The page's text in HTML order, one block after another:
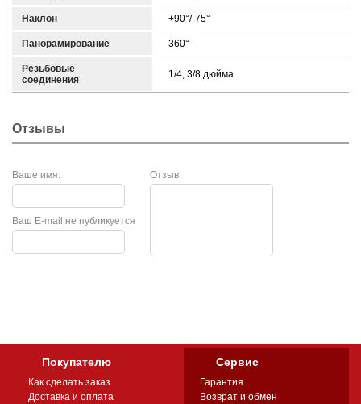
Наклон +90°/-75°
Панорамирование 360°
Резьбовые
соединения
1/4, 3/8 дюйма
Отзывы
Ваше имя: Отзыв:
не публикуется
Ваш E-mail:
Покупателю
Как сделать заказ
Доставка и оплата
Сервис
Гарантия
Возврат и обмен